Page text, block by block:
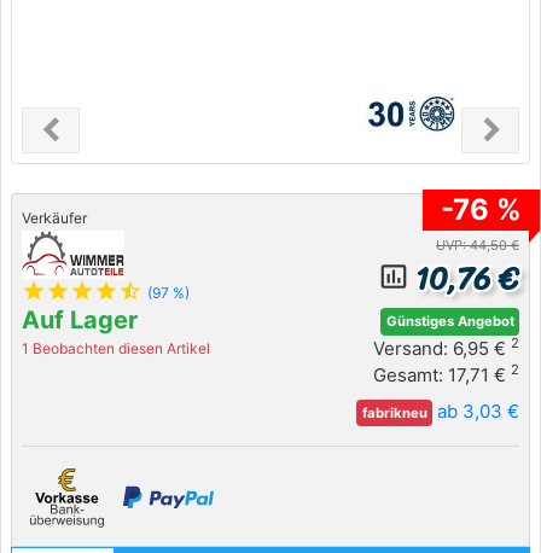
chevron_leftPrevious chevron_right
Next
Verkäufer
star star star star star_half (97 %)
Auf Lager
1 Beobachten diesen Artikel
-76 %
UVP: 44,50 €
insert_chart_outlined 10,76 €
Günstiges Angebot
Versand: 6,95 € 2
Gesamt: 17,71 € 2
fabrikneu ab 3,03 €